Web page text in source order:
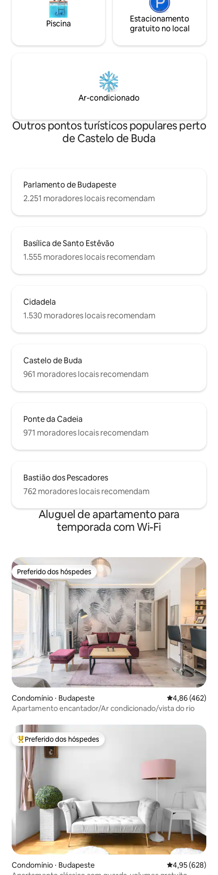
Piscina
Estacionamento
gratuito no local
Ar-condicionado
Outros pontos turísticos populares perto
de Castelo de Buda
Parlamento de Budapeste
2.251 moradores locais recomendam
Basílica de Santo Estêvão
1.555 moradores locais recomendam
Cidadela
1.530 moradores locais recomendam
Castelo de Buda
961 moradores locais recomendam
Ponte da Cadeia
971 moradores locais recomendam
Bastião dos Pescadores
762 moradores locais recomendam
Aluguel de apartamento para
temporada com Wi-Fi
Preferido dos hóspedes
Preferido dos hóspedes
Condomínio ⋅ Budapeste 4,86 de uma
4,86 (462)
Apartamento encantador/Ar condicionado/vista do rio
Entre os melhores preferidos dos hóspedes
Preferido dos hóspedes
Condomínio ⋅ Budapeste 4,95 de uma
4,95 (628)